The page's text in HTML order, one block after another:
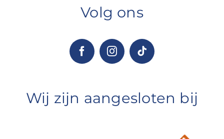
Volg ons
Wij zijn aangesloten bij